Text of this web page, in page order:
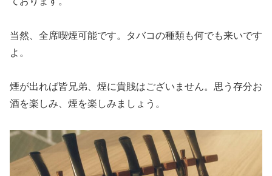
当然、全席喫煙可能です。タバコの種類も何でも来いです
よ。
煙が出れば皆兄弟、煙に貴賎はございません。思う存分お
酒を楽しみ、煙を楽しみましょう。